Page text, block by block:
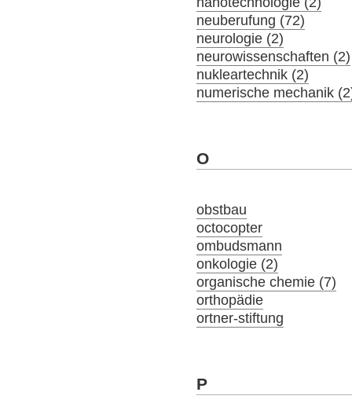
neuberufung (72)
neurologie (2)
neurowissenschaften (2)
nukleartechnik (2)
numerische mechanik
O
obstbau
octocopter
ombudsmann
onkologie (2)
organische chemie (7)
orthopädie
ortner-stiftung
P